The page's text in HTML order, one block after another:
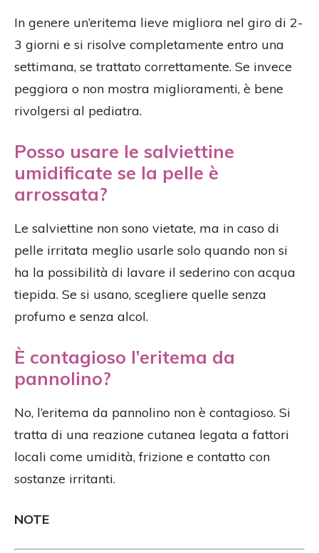
In genere un’eritema lieve migliora nel giro di 2-
3 giorni e si risolve completamente entro una
settimana, se trattato correttamente. Se invece
peggiora o non mostra miglioramenti, è bene
rivolgersi al pediatra.
Posso usare le salviettine
umidificate se la pelle è
arrossata?
Le salviettine non sono vietate, ma in caso di
pelle irritata meglio usarle solo quando non si
ha la possibilità di lavare il sederino con acqua
tiepida. Se si usano, scegliere quelle senza
profumo e senza alcol.
È contagioso l’eritema da
pannolino?
No, l’eritema da pannolino non è contagioso. Si
tratta di una reazione cutanea legata a fattori
locali come umidità, frizione e contatto con
sostanze irritanti.
NOTE